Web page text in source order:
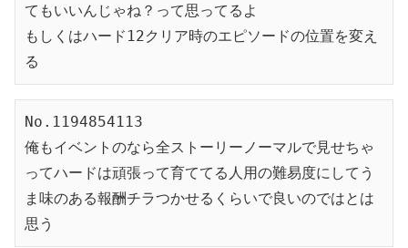
てもいいんじゃね？って思ってるよ
もしくはハード12クリア時のエピソードの位置を変え
る
No.1194854113
俺もイベントのなら全ストーリーノーマルで見せちゃ
ってハードは頑張って育ててる人用の難易度にしてう
ま味のある報酬チラつかせるくらいで良いのではとは
思う